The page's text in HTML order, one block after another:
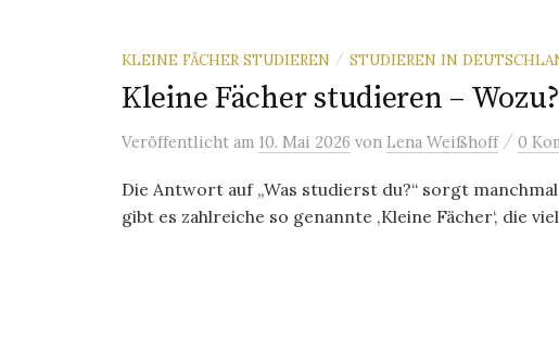
KLEINE FÄCHER STUDIEREN / STUDIEREN IN
Kleine Fächer studieren – Wozu?
Veröffentlicht am 10. Mai 2026 von Lena Weißhoff / 0
Die Antwort auf „Was studierst du?“ sorgt
gibt es zahlreiche so genannte ‚Kleine Fächer‘, die